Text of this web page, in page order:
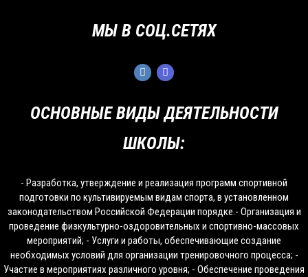
ОСНОВНЫЕ ВИДЫ ДЕЯТЕЛЬНОСТИ
ШКОЛЫ:
- Разработка, утверждение и реализация программ спортивной
подготовки по культивируемым видам спорта, в установленном
законодательством Российской Федерации порядке.- Организация и
проведение физкультурно-оздоровительных и спортивно-массовых
мероприятий; - Услуги и работы, обеспечивающие создание
необходимых условий для организации тренировочного процесса; -
Участие в мероприятиях различного уровня; - Обеспечение проведения
МЫ В СОЦ.СЕТЯХ